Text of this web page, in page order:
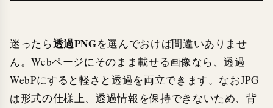
迷ったら透過PNGを選んでおけば間違いありませ
ん。Webページにそのまま載せる画像なら、透過
WebPにすると軽さと透過を両立できます。なおJPG
は形式の仕様上、透過情報を保持できないため、背